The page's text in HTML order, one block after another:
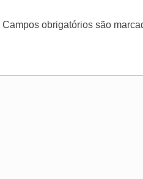
Campos obrigatórios são